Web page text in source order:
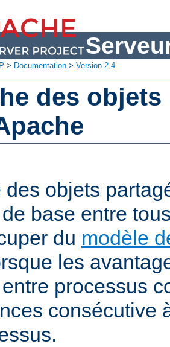
> Documentation > Version 2.4
des
des objets
base entre
du modèle
les
processus
consécutive